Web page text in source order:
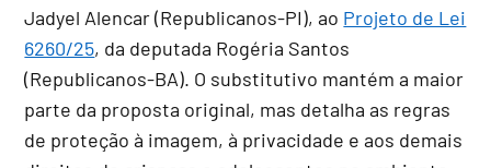
Jadyel Alencar (Republicanos-PI), ao Projeto de Lei
6260/25, da deputada Rogéria Santos
(Republicanos-BA). O substitutivo mantém a maior
parte da proposta original, mas detalha as regras
de proteção à imagem, à privacidade e aos demais